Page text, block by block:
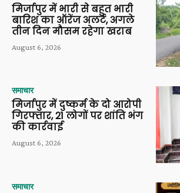
मिर्जापुर में भारी से बहुत भारी
बारिश का ऑरेंज अलर्ट, अगले
तीन दिन मौसम रहेगा खराब
August 6, 2026
समाचार
मिर्जापुर में दुष्कर्म के दो आरोपी
गिरफ्तार, 21 लोगों पर शांति भंग
की कार्रवाई
August 6, 2026
समाचार